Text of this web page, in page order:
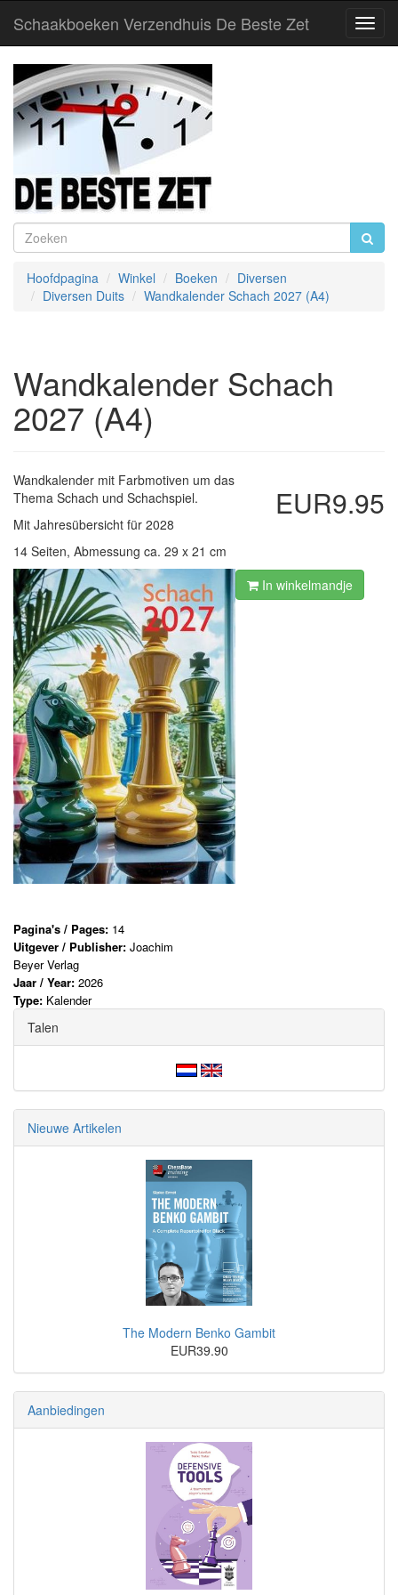
Schaakboeken Verzendhuis De Beste Zet
Hoofdpagina Winkel Boeken
Diversen
Diversen Duits
Wandkalender Schach 2027 (A4)
Wandkalender Schach
2027 (A4)
EUR9.95
Wandkalender mit Farbmotiven um das
Thema Schach und Schachspiel.
Mit Jahresübersicht für 2028
14 Seiten, Abmessung ca. 29 x 21 cm
In winkelmandje
Pagina's / Pages: 14
Uitgever / Publisher: Joachim
Beyer Verlag
Jaar / Year: 2026
Type: Kalender
Talen
Nieuwe Artikelen
The Modern Benko Gambit
EUR39.90
Aanbiedingen